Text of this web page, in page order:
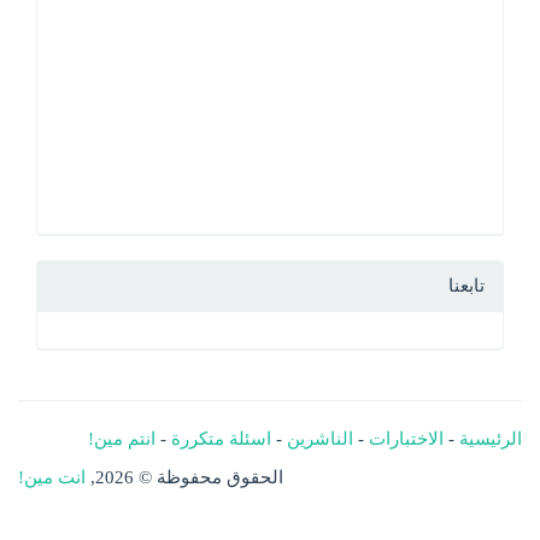
تابعنا
الرئيسية - الاختبارات - الناشرين - اسئلة متكررة - انتم مين!
الحقوق محفوظة © 2026,
انت مين!